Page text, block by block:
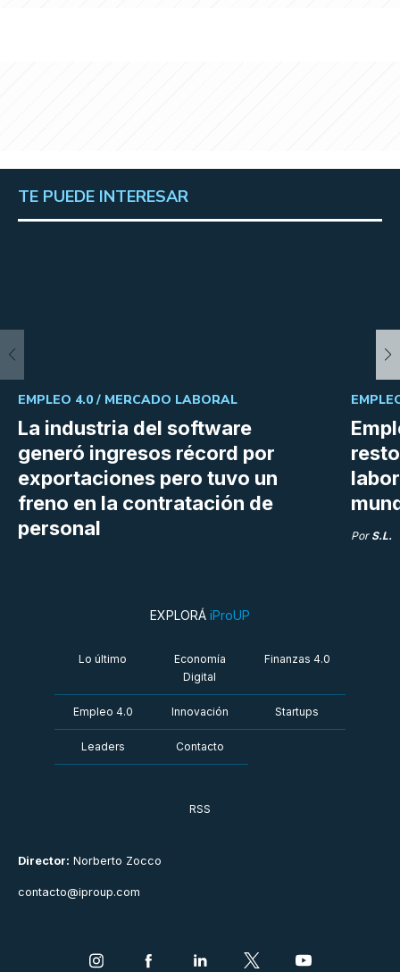
TE PUEDE INTERESAR
La industria del software
generó ingresos récord por
exportaciones pero tuvo un
freno en la contratación de
personal
EMPLEO 4.0 / MERCADO LABORAL
Por S.L.
Director: Norberto Zocco
contacto@iproup.com
EXPLORÁ iProUP
Lo último
Economía
Digital
Finanzas 4.0
Empleo 4.0 Innovación Startups
Leaders Contacto
RSS